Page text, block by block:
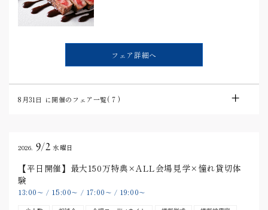
フェア詳細へ
8月31日 に開催のフェア一覧(7 )
2026. 9/2 水曜日
【平日開催】最大150万特典×ALL会場見学×憧れ貸切体
験
13:00 〜/ 15:00〜 / 17:00 〜/ 19:00〜